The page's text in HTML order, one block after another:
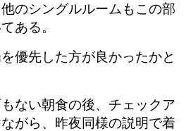
のシングルルームもこの部
ある。
優先した方が良かったかと
ない朝食の後、チェックア
がら、昨夜同様の説明で着